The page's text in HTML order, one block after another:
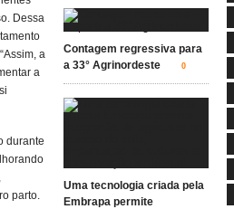
Dessa
a
a
durante
parto.
Contagem regressiva para
a 33° Agrinordeste
0
Uma tecnologia criada pela
Embrapa permite